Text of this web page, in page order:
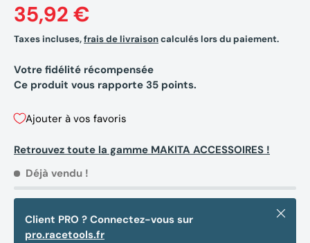
35,92 €
Taxes incluses,frais de livraisoncalculés lors du paiement.
Votre fidélité récompensée
Ce produit vous rapporte 35 points.
Ajouter à vos favoris
Retrouvez toute la gamme MAKITA ACCESSOIRES !
Déjà vendu !
Client PRO ? Connectez-vous sur
pro.racetools.fr
Fermer